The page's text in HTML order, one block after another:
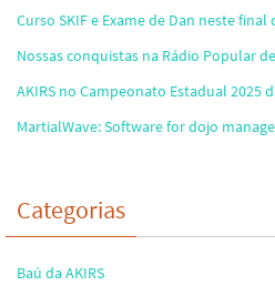
Curso SKIF e Exame de Dan neste
Nossas conquistas na Rádio Popular
AKIRS no Campeonato Estadual 2025
MartialWave: Software for dojo
Categorias
Baú da AKIRS